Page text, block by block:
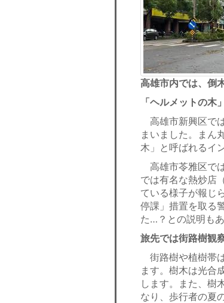
高雄市内では、倒
「ヘルメットの木
高雄市新興区で
まいました。まん
木」と呼ばれるイ
高雄市苓雅区で
では有名な熱炒店
ている様子が報じ
停課」措置を取る
た…？との説明も
旅先では街路樹観
街路樹や植樹帯
ます。樹木は光合
します。また、樹
なり、歩行者の夏